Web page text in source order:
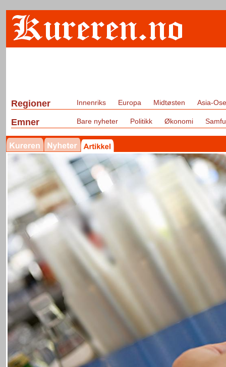
Regioner Innenriks Europa Midtøsten Asia-
Emner Bare nyheter Politikk Økonomi